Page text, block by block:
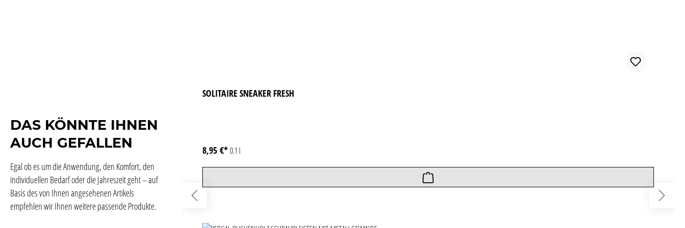
DAS KÖNNTE IHNEN
AUCH GEFALLEN
Egal ob es um die Anwendung, den Komfort, den
individuellen Bedarf oder die Jahreszeit geht – auf
Basis des von Ihnen angesehenen Artikels
empfehlen wir Ihnen weitere passende Produkte.
SOLITAIRE SNEAKER FRESH
8,95 €*0.1 l